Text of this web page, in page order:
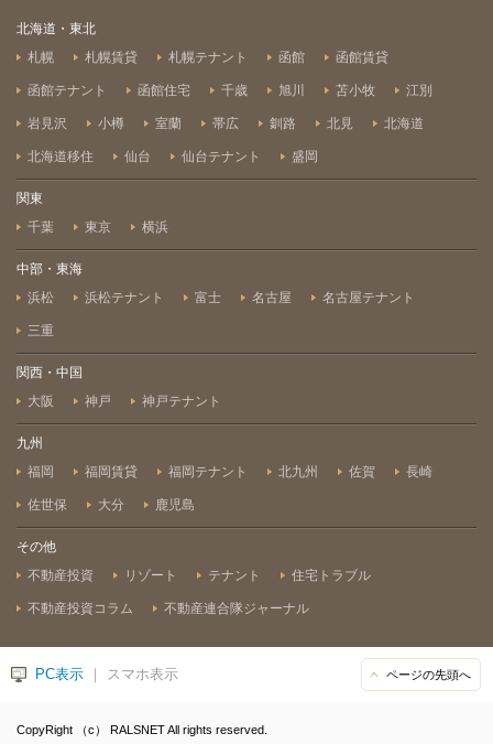
北海道・東北
札幌
札幌賃貸 札幌テナント 函館 函館賃貸
函館テナント 函館住宅 千歳 旭川 苫小牧 江別
岩見沢 小樽 室蘭 帯広 釧路 北見 北海道
北海道移住 仙台 仙台テナント 盛岡
関東
千葉
東京 横浜
中部・東海
浜松
浜松テナント 富士 名古屋 名古屋テナント
三重
関西・中国
大阪
神戸 神戸テナント
九州
福岡
福岡賃貸 福岡テナント 北九州 佐賀 長崎
佐世保 大分 鹿児島
その他
不動産投資
リゾート テナント 住宅トラブル
不動産投資コラム 不動産連合隊ジャーナル
PC表示 ｜ スマホ表示 ページの先頭へ
CopyRight （c） RALSNET All rights reserved.